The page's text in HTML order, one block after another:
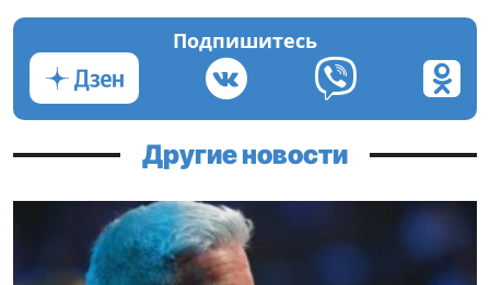
Подпишитесь
Другие новости